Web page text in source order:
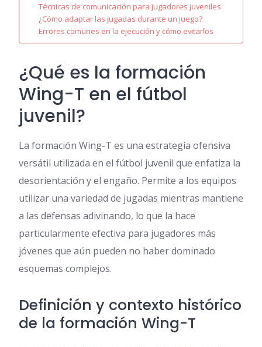
Técnicas de comunicación para jugadores juveniles
¿Cómo adaptar las jugadas durante un juego?
Errores comunes en la ejecución y cómo evitarlos
¿Qué es la formación
Wing-T en el fútbol
juvenil?
La formación Wing-T es una estrategia ofensiva
versátil utilizada en el fútbol juvenil que enfatiza la
desorientación y el engaño. Permite a los equipos
utilizar una variedad de jugadas mientras mantiene
a las defensas adivinando, lo que la hace
particularmente efectiva para jugadores más
jóvenes que aún pueden no haber dominado
esquemas complejos.
Definición y contexto histórico
de la formación Wing-T